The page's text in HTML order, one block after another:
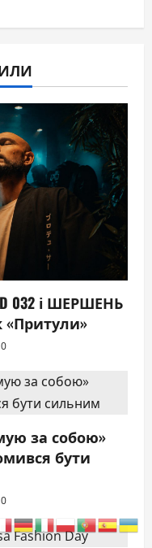
032 і ШЕРШЕНЬ
0
за собою»
бути
0